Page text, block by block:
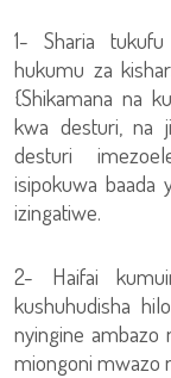
1- Sharia
hukumu za
{Shikamana na
kwa desturi, na
desturi
isipokuwa baada
izingatiwe.
2- Haifai
kushuhudisha
nyingine ambazo
miongoni mwazo